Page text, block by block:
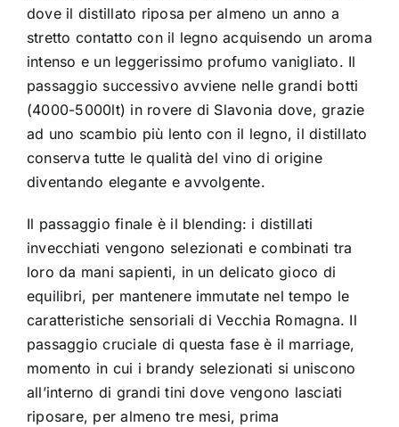
dove il distillato riposa per almeno un anno a
stretto contatto con il legno acquisendo un aroma
intenso e un leggerissimo profumo vanigliato. Il
passaggio successivo avviene nelle grandi botti
(4000-5000lt) in rovere di Slavonia dove, grazie
ad uno scambio più lento con il legno, il distillato
conserva tutte le qualità del vino di origine
diventando elegante e avvolgente.
Il passaggio finale è il blending: i distillati
invecchiati vengono selezionati e combinati tra
loro da mani sapienti, in un delicato gioco di
equilibri, per mantenere immutate nel tempo le
caratteristiche sensoriali di Vecchia Romagna. Il
passaggio cruciale di questa fase è il marriage,
momento in cui i brandy selezionati si uniscono
all’interno di grandi tini dove vengono lasciati
riposare, per almeno tre mesi, prima